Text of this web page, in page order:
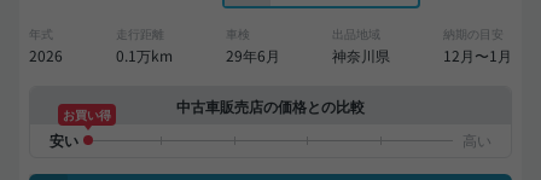
年式
2026
走行距離
0.1万km
車検
29年6月
出品地域
神奈川県
納期の目安
12月〜1月
中古車販売店の価格との比較
お買い得